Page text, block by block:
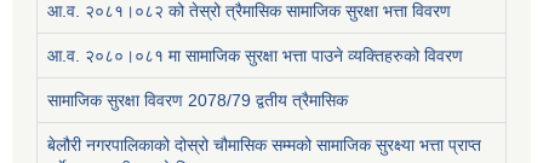
आ.व. २०८१।०८२ को तेस्रो त्रैमासिक सामाजिक सुरक्षा भत्ता विवरण
आ.व. २०८०।०८१ मा सामाजिक सुरक्षा भत्ता पाउने व्यक्तिहरुको विवरण
सामाजिक सुरक्षा विवरण 2078/79 द्वतीय त्रैमासिक
बेलौरी नगरपालिकाको दोस्रो चौमासिक सम्मको सामाजिक सुरक्ष्या भत्ता प्राप्त